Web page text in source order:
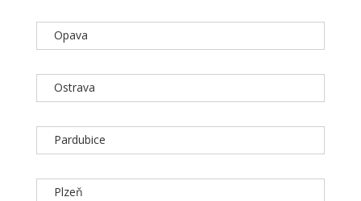
Opava
Ostrava
Pardubice
Plzeň